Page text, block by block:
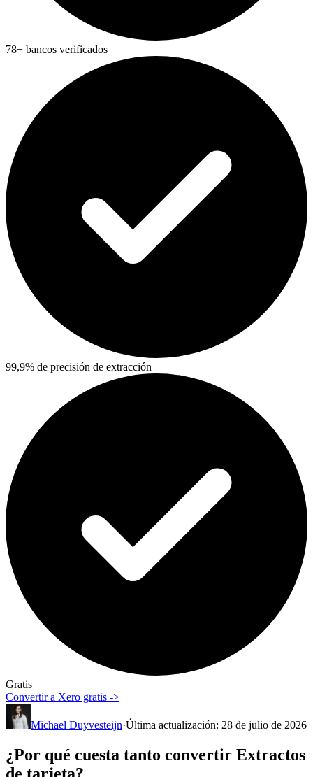
78+ bancos verificados
99,9% de precisión de extracción
Gratis
Convertir a Xero gratis ->
Michael Duyvesteijn·Última actualización: 28 de julio de 2026
¿Por qué cuesta tanto convertir Extractos
de tarjeta?